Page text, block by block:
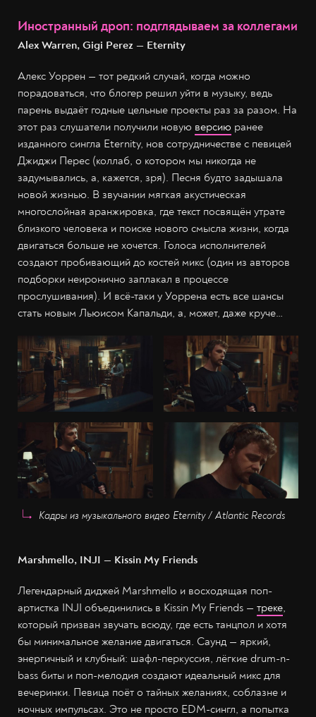
Иностранный дроп: подглядываем за коллегами
Alex Warren, Gigi Perez — Eternity
Алекс Уоррен — тот редкий случай, когда можно
порадоваться, что блогер решил уйти в музыку, ведь
парень выдаёт годные цельные проекты раз за разом. На
этот раз слушатели получили новую версию ранее
изданного сингла Eternity, нов сотрудничестве с певицей
Джиджи Перес (коллаб, о котором мы никогда не
задумывались, а, кажется, зря). Песня будто задышала
новой жизнью. В звучании мягкая акустическая
многослойная аранжировка, где текст посвящён утрате
близкого человека и поиске нового смысла жизни, когда
двигаться больше не хочется. Голоса исполнителей
создают пробивающий до костей микс (один из авторов
подборки неиронично заплакал в процессе
прослушивания). И всё-таки у Уоррена есть все шансы
стать новым Льюисом Капальди, а, может, даже круче…
Кадры из музыкального видео Eternity / Atlantic Records
Marshmello, INJI — Kissin My Friends
Легендарный диджей Marshmello и восходящая поп-
артистка INJI объединились в Kissin My Friends — треке,
который призван звучать всюду, где есть танцпол и хотя
бы минимальное желание двигаться. Саунд — яркий,
энергичный и клубный: шафл-перкуссия, лёгкие drum-n-
bass биты и поп-мелодия создают идеальный микс для
вечеринки. Певица поёт о тайных желаниях, соблазне и
ночных импульсах. Это не просто EDM-сингл, а попытка